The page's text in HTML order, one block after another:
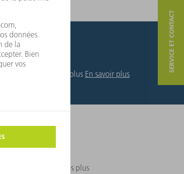
En savoir plus En savoir plus
de pliage les plus
SERVICE ET CONTACT